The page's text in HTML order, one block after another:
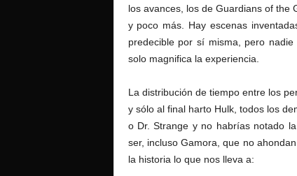
los avances, los de Guardians of the
y poco más. Hay escenas
predecible por sí misma, pero
solo magnifica la experiencia.
La distribución de tiempo entre los
y sólo al final harto Hulk, todos los
o Dr. Strange y no habrías notado
ser, incluso Gamora, que no
la historia lo que nos lleva a: